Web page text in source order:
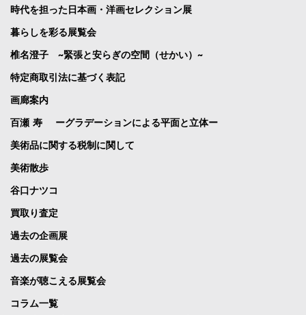
時代を担った日本画・洋画セレクション展
暮らしを彩る展覧会
椎名澄子 ~緊張と安らぎの空間（せかい）~
特定商取引法に基づく表記
画廊案内
百瀬 寿 ーグラデーションによる平面と立体ー
美術品に関する税制に関して
美術散歩
谷口ナツコ
買取り査定
過去の企画展
過去の展覧会
音楽が聴こえる展覧会
コラム一覧